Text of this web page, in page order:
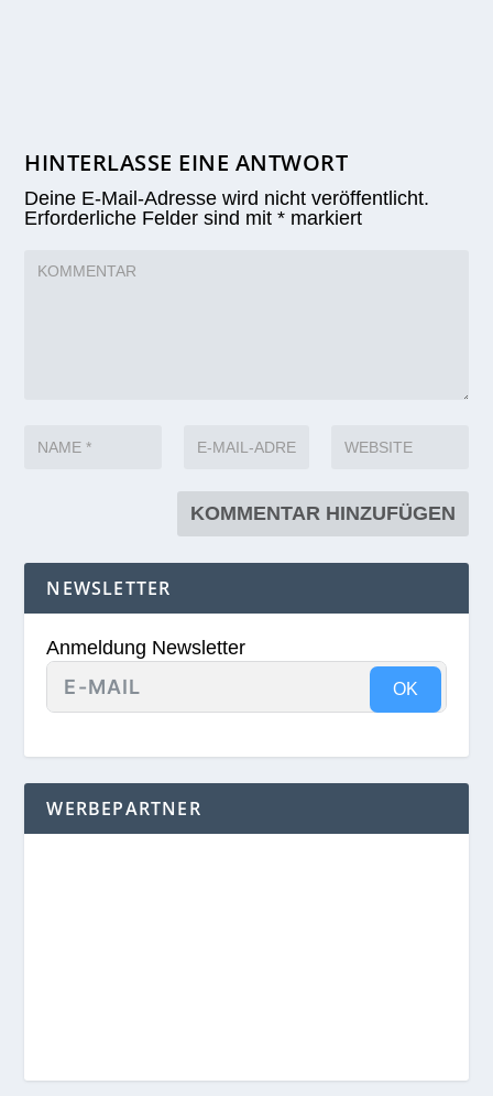
HINTERLASSE EINE ANTWORT
Deine E-Mail-Adresse wird nicht veröffentlicht.
Erforderliche Felder sind mit* markiert
NEWSLETTER
Anmeldung Newsletter
OK
WERBEPARTNER